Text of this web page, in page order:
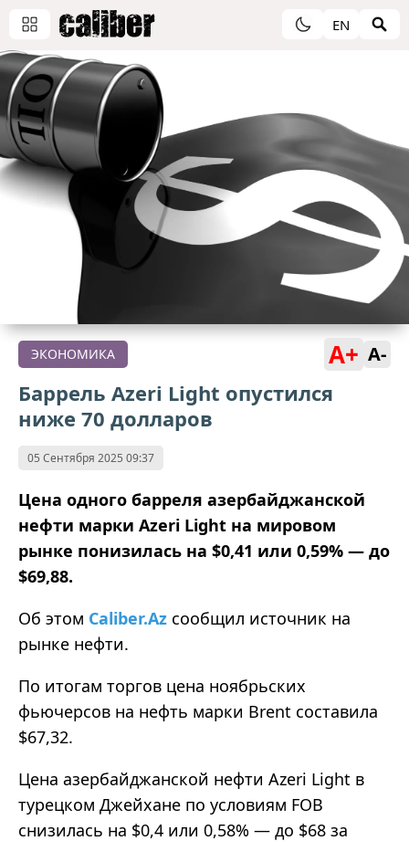
EN
ЭКОНОМИКА A+ A-
Баррель Azeri Light опустился
ниже 70 долларов
05 Сентября 2025 09:37
Цена одного барреля азербайджанской
нефти марки Azeri Light на мировом
рынке понизилась на $0,41 или 0,59% — до
$69,88.
Об этом Caliber.Az сообщил источник на
рынке нефти.
По итогам торгов цена ноябрьских
фьючерсов на нефть марки Brent составила
$67,32.
Цена азербайджанской нефти Azeri Light в
турецком Джейхане по условиям FOB
снизилась на $0,4 или 0,58% — до $68 за